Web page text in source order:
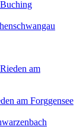
am
am Forggensee